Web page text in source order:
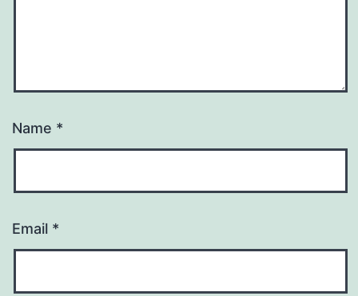
Name *
Email *